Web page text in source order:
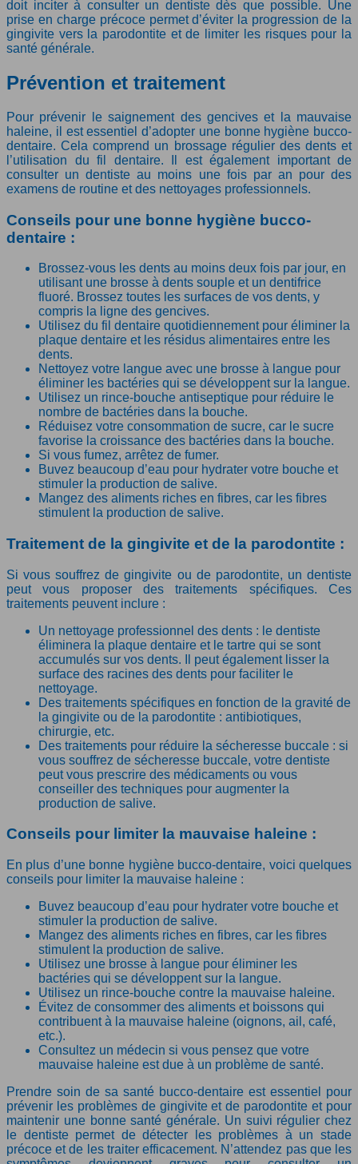
doit inciter à consulter un dentiste dès que possible. Une
prise en charge précoce permet d’éviter la progression de la
gingivite vers la parodontite et de limiter les risques pour la
santé générale.
Prévention et traitement
Pour prévenir le saignement des gencives et la mauvaise
haleine, il est essentiel d’adopter une bonne hygiène bucco-
dentaire. Cela comprend un brossage régulier des dents et
l’utilisation du fil dentaire. Il est également important de
consulter un dentiste au moins une fois par an pour des
examens de routine et des nettoyages professionnels.
Conseils pour une bonne hygiène bucco-
dentaire :
Brossez-vous les dents au moins deux fois par jour, en
utilisant une brosse à dents souple et un dentifrice
fluoré. Brossez toutes les surfaces de vos dents, y
compris la ligne des gencives.
Utilisez du fil dentaire quotidiennement pour éliminer la
plaque dentaire et les résidus alimentaires entre les
dents.
Nettoyez votre langue avec une brosse à langue pour
éliminer les bactéries qui se développent sur la langue.
Utilisez un rince-bouche antiseptique pour réduire le
nombre de bactéries dans la bouche.
Réduisez votre consommation de sucre, car le sucre
favorise la croissance des bactéries dans la bouche.
Si vous fumez, arrêtez de fumer.
Buvez beaucoup d’eau pour hydrater votre bouche et
stimuler la production de salive.
Mangez des aliments riches en fibres, car les fibres
stimulent la production de salive.
Traitement de la gingivite et de la parodontite :
Si vous souffrez de gingivite ou de parodontite, un dentiste
peut vous proposer des traitements spécifiques. Ces
traitements peuvent inclure :
Un nettoyage professionnel des dents : le dentiste
éliminera la plaque dentaire et le tartre qui se sont
accumulés sur vos dents. Il peut également lisser la
surface des racines des dents pour faciliter le
nettoyage.
Des traitements spécifiques en fonction de la gravité de
la gingivite ou de la parodontite : antibiotiques,
chirurgie, etc.
Des traitements pour réduire la sécheresse buccale : si
vous souffrez de sécheresse buccale, votre dentiste
peut vous prescrire des médicaments ou vous
conseiller des techniques pour augmenter la
production de salive.
Conseils pour limiter la mauvaise haleine :
En plus d’une bonne hygiène bucco-dentaire, voici quelques
conseils pour limiter la mauvaise haleine :
Buvez beaucoup d’eau pour hydrater votre bouche et
stimuler la production de salive.
Mangez des aliments riches en fibres, car les fibres
stimulent la production de salive.
Utilisez une brosse à langue pour éliminer les
bactéries qui se développent sur la langue.
Utilisez un rince-bouche contre la mauvaise haleine.
Évitez de consommer des aliments et boissons qui
contribuent à la mauvaise haleine (oignons, ail, café,
etc.).
Consultez un médecin si vous pensez que votre
mauvaise haleine est due à un problème de santé.
Prendre soin de sa santé bucco-dentaire est essentiel pour
prévenir les problèmes de gingivite et de parodontite et pour
maintenir une bonne santé générale. Un suivi régulier chez
le dentiste permet de détecter les problèmes à un stade
précoce et de les traiter efficacement. N’attendez pas que les